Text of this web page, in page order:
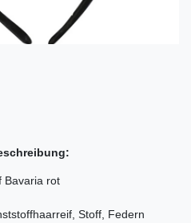
Bavaria rot
Stoff, Federn